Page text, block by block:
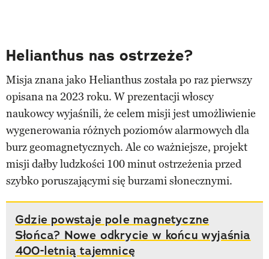
Helianthus nas ostrzeże?
Misja znana jako Helianthus została po raz pierwszy
opisana na 2023 roku. W prezentacji włoscy
naukowcy wyjaśnili, że celem misji jest umożliwienie
wygenerowania różnych poziomów alarmowych dla
burz geomagnetycznych. Ale co ważniejsze, projekt
misji dałby ludzkości 100 minut ostrzeżenia przed
szybko poruszającymi się burzami słonecznymi.
Gdzie powstaje pole magnetyczne
Słońca? Nowe odkrycie w końcu wyjaśnia
400-letnią tajemnicę